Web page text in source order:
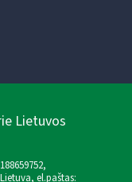
Lietuvos
el.paštas: